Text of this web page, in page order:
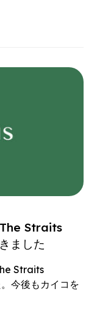
The Straits
ました
Straits
今後もカイコを